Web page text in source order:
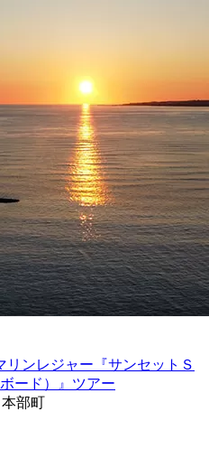
ンレジャー『サンセットＳ
ード）』ツアー
部町